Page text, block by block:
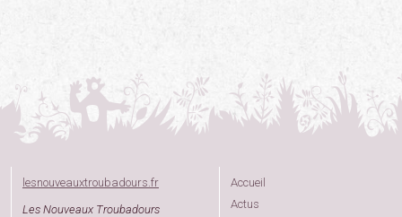
lesnouveauxtroubadours.fr
Les Nouveaux Troubadours
Accueil
Actus